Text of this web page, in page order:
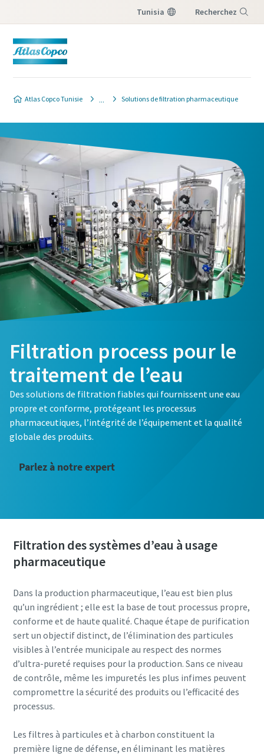
Tunisia Recherchez
Atlas Copco Tunisie Solutions de filtration pharmaceutique
Filtration process pour le
traitement de l’eau
Des solutions de filtration fiables qui fournissent une eau
propre et conforme, protégeant les processus
pharmaceutiques, l’intégrité de l’équipement et la qualité
globale des produits.
Parlez à notre expert
Filtration des systèmes d’eau à usage
pharmaceutique
Dans la production pharmaceutique, l’eau est bien plus
qu’un ingrédient ; elle est la base de tout processus propre,
conforme et de haute qualité. Chaque étape de purification
sert un objectif distinct, de l’élimination des particules
visibles à l’entrée municipale au respect des normes
d’ultra-pureté requises pour la production. Sans ce niveau
de contrôle, même les impuretés les plus infimes peuvent
compromettre la sécurité des produits ou l’efficacité des
processus.
Les filtres à particules et à charbon constituent la
première ligne de défense, en éliminant les matières
Formulaire de contact pour les
industries de filtration de procédé
Vous souhaitez en savoir plus sur la façon dont nos
solutions de filtration de procédé peuvent vous aider à
gérer votre application ?Remplissez le formulaire ci-
dessous. L'un de nos experts vous contactera pour
discuter de vos besoins.
Informations personnelles
E-mail
Informations supplémentaires
Société
Pays